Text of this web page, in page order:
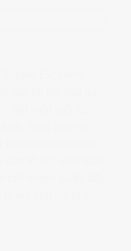
Excellent
gọn hỗ trợ đẹp da,
dấu hiệu tuổi tác,
hoặc phụ nữ
đậu nành lên
tố nữ, men nấm,
thanh xuân, đẩy
em phụ nữ tự tin,